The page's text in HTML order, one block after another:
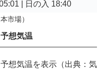
| 日の入 18:40
市場）
想気温
想気温を表示（出典：気